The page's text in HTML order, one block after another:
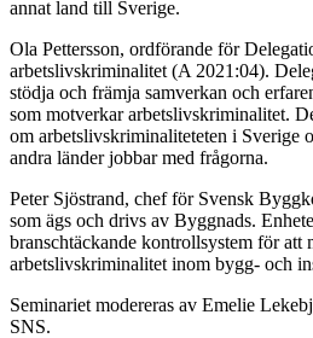
annat land till Sverige.
Ola Pettersson, ordförande för
arbetslivskriminalitet (A 2021:04).
stödja och främja samverkan och
som motverkar arbetslivskriminalitet.
om arbetslivskriminaliteteten i Sverige
andra länder jobbar med frågorna.
Peter Sjöstrand, chef för Svensk
som ägs och drivs av Byggnads.
branschtäckande kontrollsystem för att
arbetslivskriminalitet inom bygg- och
Seminariet modereras av Emelie
SNS.